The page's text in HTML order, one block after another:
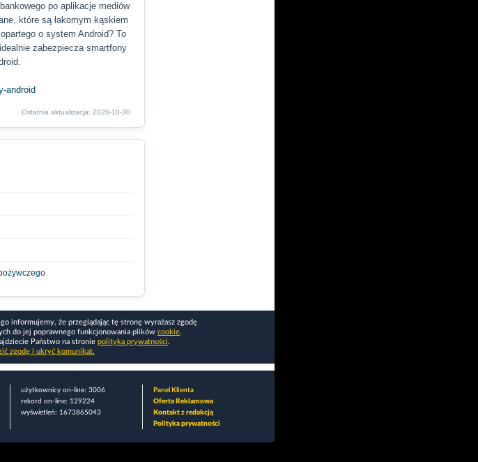
po aplikacje mediów
które są łakomym kąskiem
o system Android? To
zabezpiecza smartfony
android
Ostatnia aktualizacja: 2020-10-30
informujemy, że przeglądając tę stronę wyrażasz zgodę
do jej poprawnego funkcjonowania plików cookie.
Państwo na stronie polityka prywatności.
zgodę i ukryć komunikat.
użytkownicy on-line: 3006
rekord on-line: 129224
wyświetleń: 1673865043
Panel Klienta
Oferta Reklamowa
Kontakt z redakcją
Polityka prywatności